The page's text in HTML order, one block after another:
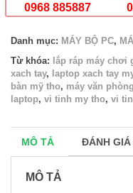
0968 885887
Danh mục: MÁY BỘ PC,
Từ khóa: lắp ráp máy chơi
xach tay, laptop xach tay
bàn mỹ tho, máy văn
laptop, vi tinh my tho, vi
MÔ TẢ ĐÁNH GIÁ
MÔ TẢ